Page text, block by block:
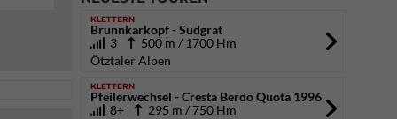
KLETTERN
Brunnkarkopf - Südgrat
3
500 m / 1700 Hm
Ötztaler Alpen
KLETTERN
Pfeilerwechsel - Cresta Berdo Quota 1996
8+
295 m / 750 Hm